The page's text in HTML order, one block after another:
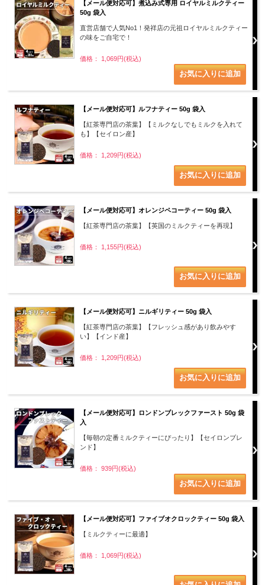
【メール便対応可】煮込み式専用 ロイヤルミルクティー
50g 袋入
直営店舗で人気No1！発祥店の元祖ロイヤルミルクティー
の味をご自宅で！
価格： 1,069円(税込)
【メール便対応可】ルフナティー 50g 袋入
【紅茶専門店の茶葉】【ミルクなしでもミルクを入れて
も】【セイロン産】
価格： 1,209円(税込)
【メール便対応可】オレンジペコーティー 50g 袋入
【紅茶専門店の茶葉】【英国のミルクティーを再現】
価格： 1,155円(税込)
【メール便対応可】ニルギリティー 50g 袋入
【紅茶専門店の茶葉】【フレッシュ感があり飲みやす
い】【インド産】
価格： 1,209円(税込)
【メール便対応可】ロンドンブレックファースト 50g 袋
入
【毎朝の定番ミルクティーにぴったり】【セイロンブレ
ンド】
価格： 939円(税込)
【メール便対応可】ファイブオクロックティー 50g 袋入
【ミルクティーに最適】
価格： 1,069円(税込)